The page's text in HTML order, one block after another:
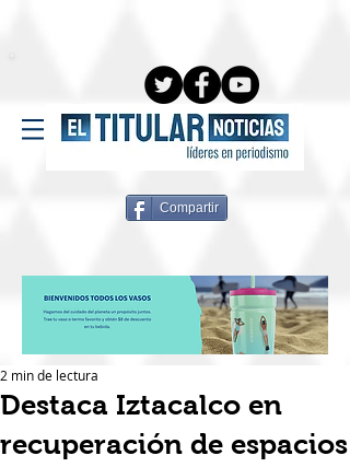
Compartir
Destaca Iztacalco en
recuperación de espacios
2 min de lectura